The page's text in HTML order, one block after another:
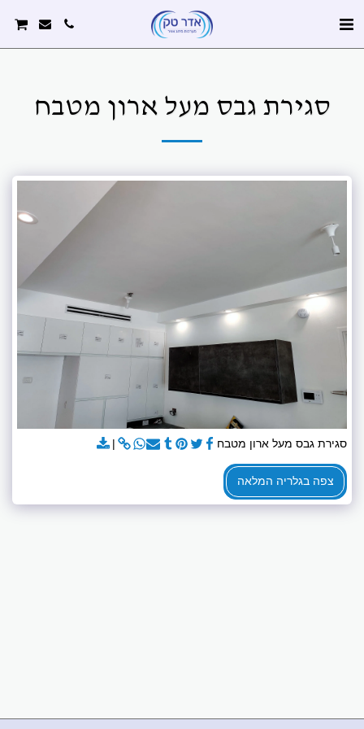
סגירת גבס מעל ארון מטבח
סגירת גבס מעל ארון מטבח
צפה בגלריה המלאה